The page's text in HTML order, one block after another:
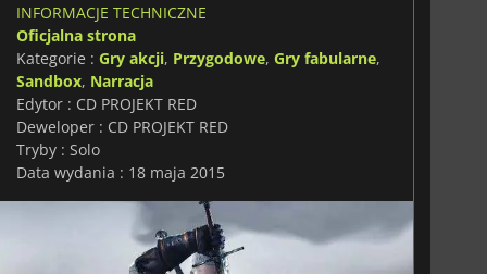
INFORMACJE TECHNICZNE
Oficjalna strona
Kategorie : Gry akcji, Przygodowe, Gry fabularne,
Sandbox, Narracja
Edytor : CD PROJEKT RED
Deweloper : CD PROJEKT RED
Tryby : Solo
Data wydania : 18 maja 2015